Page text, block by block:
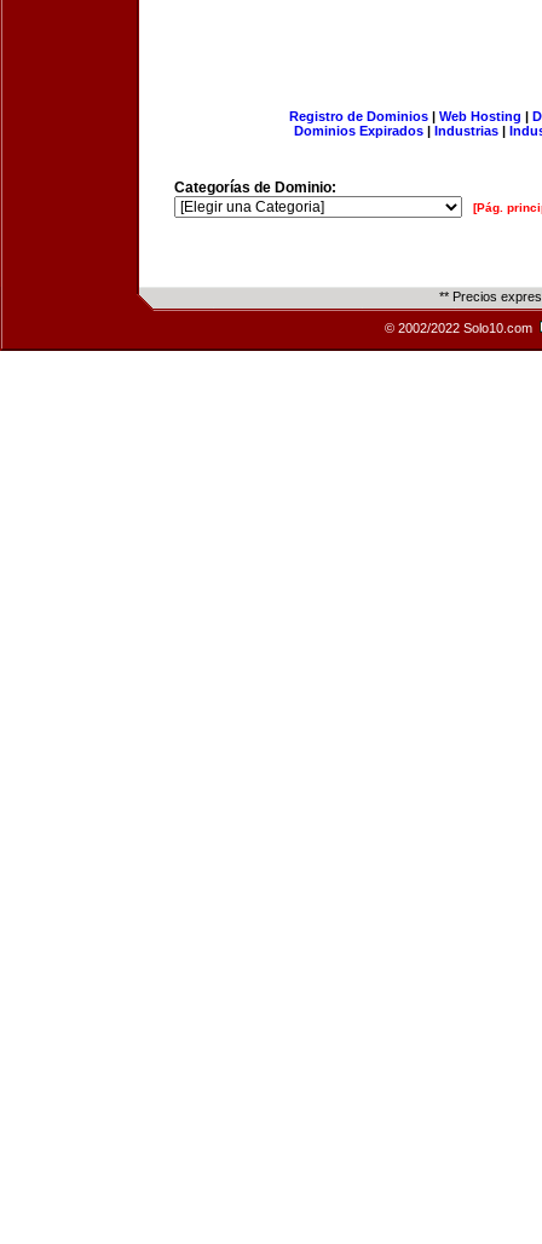
Registro de Dominios| Web Hosting |
Dominios Expirados | Industrias |
Categorías de Dominio:
[Pág.
** Precios
© 2002/2022 Solo10.com